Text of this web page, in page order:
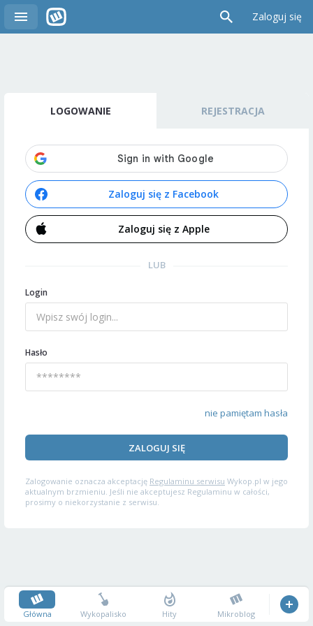
Zaloguj się
LOGOWANIE REJESTRACJA
Zaloguj się z Facebook
Zaloguj się z Apple
LUB
Login
Hasło
nie pamiętam hasła
ZALOGUJ SIĘ
Zalogowanie oznacza akceptację Regulaminu serwisu Wykop.pl w jego
aktualnym brzmieniu. Jeśli nie akceptujesz Regulaminu w całości,
prosimy o niekorzystanie z serwisu.
Główna Wykopalisko Hity Mikroblog